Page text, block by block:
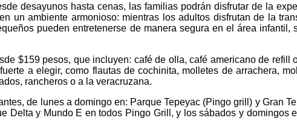
desayunos hasta cenas, las familias podrán disfrutar de la
un ambiente armonioso: mientras los adultos disfrutan de la
pueden entretenerse de manera segura en el área infantil,
$159 pesos, que incluyen: café de olla, café americano de refill
a elegir, como flautas de cochinita, molletes de arrachera,
rancheros o a la veracruzana.
de lunes a domingo en: Parque Tepeyac (Pingo grill) y Gran
Delta y Mundo E en todos Pingo Grill, y los sábados y domingos